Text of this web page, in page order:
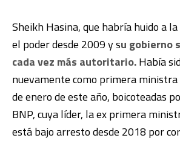
Sheikh Hasina, que habría huido a
el poder desde 2009 y su gobierno
cada vez más autoritario.Había
nuevamente como primera ministra
de enero de este año, boicoteadas
BNP, cuya líder, la ex primera
está bajo arresto desde 2018 por